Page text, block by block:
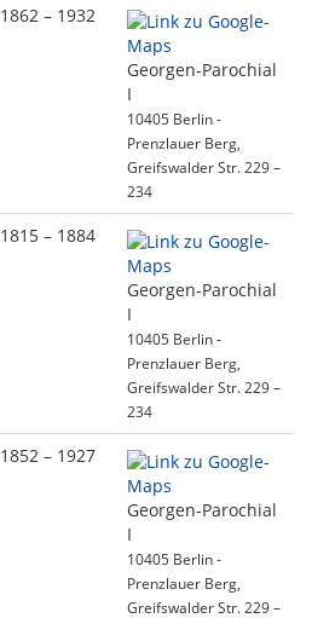
1862 – 1932
Georgen-Parochial
I
10405 Berlin -
Prenzlauer Berg,
Greifswalder Str. 229 –
234
1815 – 1884
Georgen-Parochial
I
10405 Berlin -
Prenzlauer Berg,
Greifswalder Str. 229 –
234
1852 – 1927
Georgen-Parochial
I
10405 Berlin -
Prenzlauer Berg,
Greifswalder Str. 229 –